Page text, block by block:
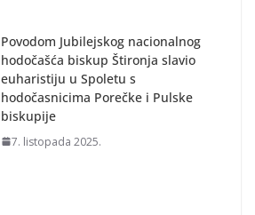
Povodom Jubilejskog nacionalnog
hodočašća biskup Štironja slavio
euharistiju u Spoletu s
hodočasnicima Porečke i Pulske
biskupije
7. listopada 2025.